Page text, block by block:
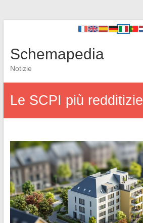
Schemapedia
Notizie
Le SCPI più redditizie